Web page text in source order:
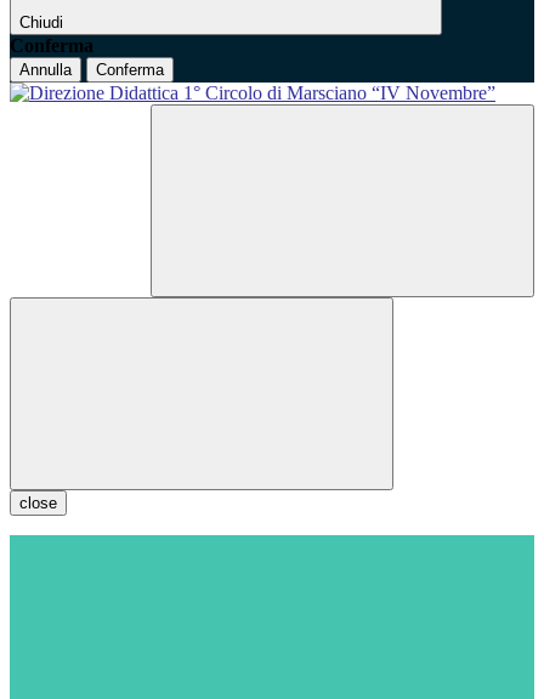
Chiudi
Conferma
Annulla Conferma
close